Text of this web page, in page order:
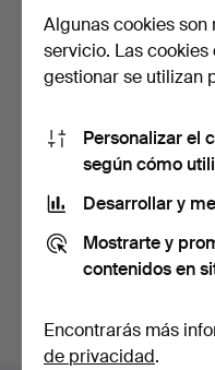
6 sillas, palisandro,
tapicería de terciop…
4 días
692 USD
También puedes
subastas concluidas.
Algunas cookies
servicio. Las
gestionar se utilizan
Personalizar el
según cómo
Desarrollar y
Mostrarte y
contenidos en
Encontrarás más
de privacidad.